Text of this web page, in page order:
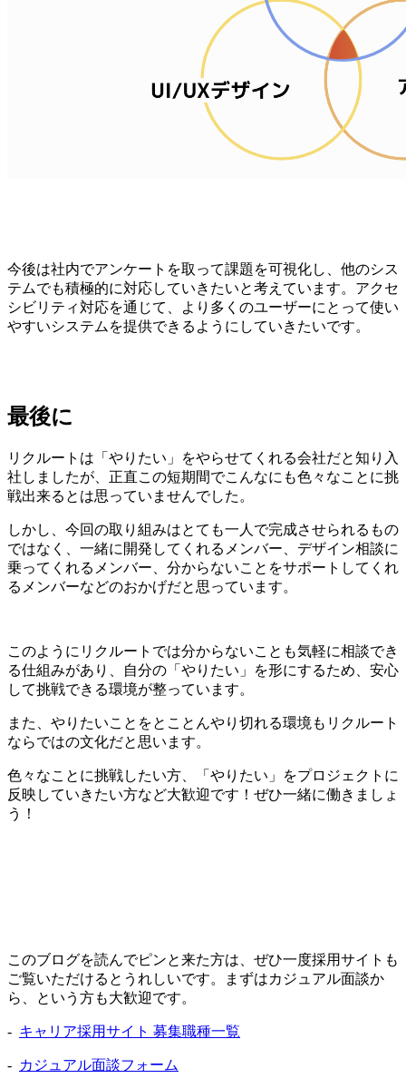
今後は社内でアンケートを取って課題を可視化し、他のシス
テムでも積極的に対応していきたいと考えています。アクセ
シビリティ対応を通じて、より多くのユーザーにとって使い
やすいシステムを提供できるようにしていきたいです。
最後に
リクルートは「やりたい」をやらせてくれる会社だと知り入
社しましたが、正直この短期間でこんなにも色々なことに挑
戦出来るとは思っていませんでした。
しかし、今回の取り組みはとても一人で完成させられるもの
ではなく、一緒に開発してくれるメンバー、デザイン相談に
乗ってくれるメンバー、分からないことをサポートしてくれ
るメンバーなどのおかげだと思っています。
このようにリクルートでは分からないことも気軽に相談でき
る仕組みがあり、自分の「やりたい」を形にするため、安心
して挑戦できる環境が整っています。
また、やりたいことをとことんやり切れる環境もリクルート
ならではの文化だと思います。
色々なことに挑戦したい方、「やりたい」をプロジェクトに
反映していきたい方など大歓迎です！ぜひ一緒に働きましょ
う！
このブログを読んでピンと来た方は、ぜひ一度採用サイトも
ご覧いただけるとうれしいです。まずはカジュアル面談か
ら、という方も大歓迎です。
- キャリア採用サイト 募集職種一覧
- カジュアル面談フォーム